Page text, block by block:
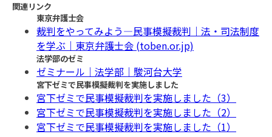
関連リンク
東京弁護士会
裁判をやってみよう―民事模擬裁判｜法・司法制度
を学ぶ｜東京弁護士会 (toben.or.jp)
法学部のゼミ
ゼミナール｜法学部｜駿河台大学
宮下ゼミで民事模擬裁判を実施しました
宮下ゼミで民事模擬裁判を実施しました（3）
宮下ゼミで民事模擬裁判を実施しました（2）
宮下ゼミで民事模擬裁判を実施しました（1）